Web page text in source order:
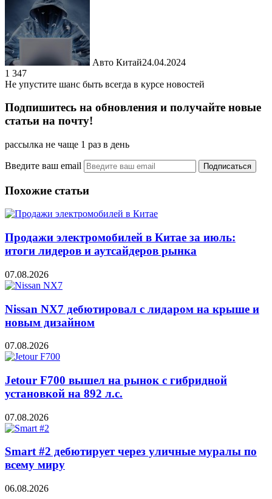
Авто Китай24.04.2024
1 347
Не упустите шанс быть всегда в курсе новостей
Подпишитесь на обновления и получайте новые
статьи на почту!
рассылка не чаще 1 раз в день
Введите ваш email
Похожие статьи
Продажи электромобилей в Китае за июль:
итоги лидеров и аутсайдеров рынка
07.08.2026
Nissan NX7 дебютировал с лидаром на крыше и
новым дизайном
07.08.2026
Jetour F700 вышел на рынок с гибридной
установкой на 892 л.с.
07.08.2026
Smart #2 дебютирует через уличные муралы по
всему миру
06.08.2026